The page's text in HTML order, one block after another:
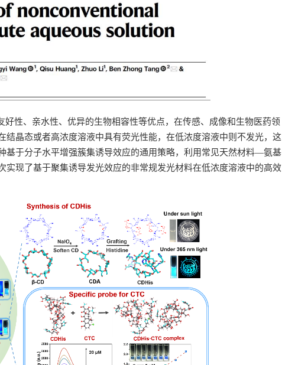
性、亲水性、优异的生物相容性等优点，在传感、成像和生物医药领
晶态或者高浓度溶液中具有荧光性能，在低浓度溶液中则不发光，这
基于分子水平增强簇集诱导效应的通用策略，利用常见天然材料—氨基
现了基于聚集诱导发光效应的非常规发光材料在低浓度溶液中的高效